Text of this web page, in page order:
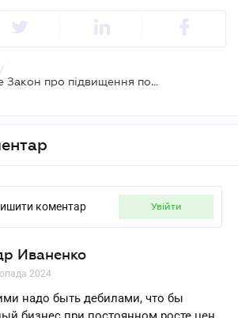
/
Президент підпише Закон про підвищення податків – Гетманцев
коментар увійти
Иваненко
2024
надо быть дебилами, что бы